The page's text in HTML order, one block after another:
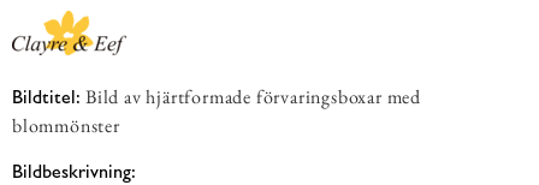
Bildtitel: Bild av hjärtformade förvaringsboxar med
blommönster
Bildbeskrivning: